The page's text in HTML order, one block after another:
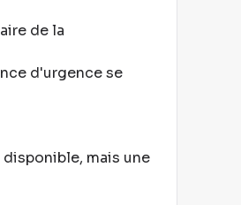
de la
d'urgence se
mais une